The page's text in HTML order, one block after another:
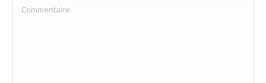
Commentaire